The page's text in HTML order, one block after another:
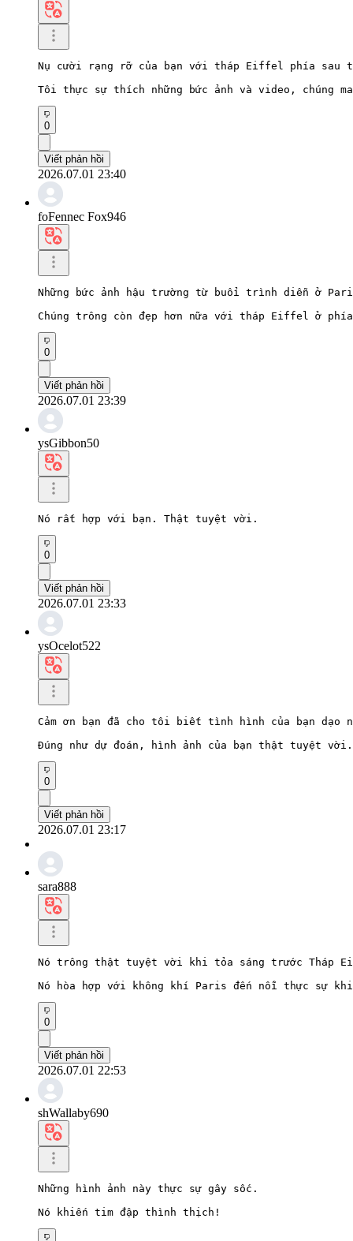
Nụ cười rạng rỡ của bạn với tháp Eiffel phía sau
Tôi thực sự thích những bức ảnh và video, chúng
0
Viết phản hồi
2026.07.01 23:40
foFennec Fox946
Những bức ảnh hậu trường từ buổi trình diễn ở
Chúng trông còn đẹp hơn nữa với tháp Eiffel ở
0
Viết phản hồi
2026.07.01 23:39
ysGibbon50
Nó rất hợp với bạn. Thật tuyệt vời.
0
Viết phản hồi
2026.07.01 23:33
ysOcelot522
Cảm ơn bạn đã cho tôi biết tình hình của bạn dạo
Đúng như dự đoán, hình ảnh của bạn thật tuyệt vời.
0
Viết phản hồi
2026.07.01 23:17
sara888
Nó trông thật tuyệt vời khi tỏa sáng trước Tháp
Nó hòa hợp với không khí Paris đến nỗi thực sự
0
Viết phản hồi
2026.07.01 22:53
shWallaby690
Những hình ảnh này thực sự gây sốc.
Nó khiến tim đập thình thịch!